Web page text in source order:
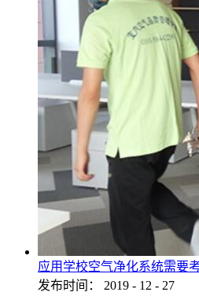
应用学校空气净化系统需要
发布时间：
2019 - 12 - 27